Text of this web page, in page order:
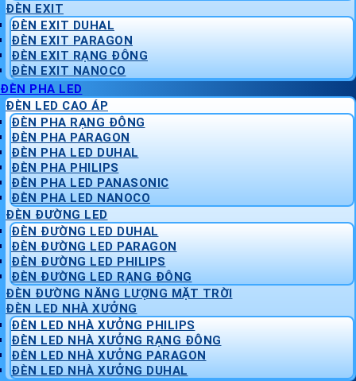
ĐÈN EXIT
ĐÈN EXIT DUHAL
ĐÈN EXIT PARAGON
ĐÈN EXIT RẠNG ĐÔNG
ĐÈN EXIT NANOCO
ĐÈN PHA LED
ĐÈN LED CAO ÁP
ĐÈN PHA RẠNG ĐÔNG
ĐÈN PHA PARAGON
ĐÈN PHA LED DUHAL
ĐÈN PHA PHILIPS
ĐÈN PHA LED PANASONIC
ĐÈN PHA LED NANOCO
ĐÈN ĐƯỜNG LED
ĐÈN ĐƯỜNG LED DUHAL
ĐÈN ĐƯỜNG LED PARAGON
ĐÈN ĐƯỜNG LED PHILIPS
ĐÈN ĐƯỜNG LED RẠNG ĐÔNG
ĐÈN ĐƯỜNG NĂNG LƯỢNG MẶT TRỜI
ĐÈN LED NHÀ XƯỞNG
ĐÈN LED NHÀ XƯỞNG PHILIPS
ĐÈN LED NHÀ XƯỞNG RẠNG ĐÔNG
ĐÈN LED NHÀ XƯỞNG PARAGON
ĐÈN LED NHÀ XƯỞNG DUHAL